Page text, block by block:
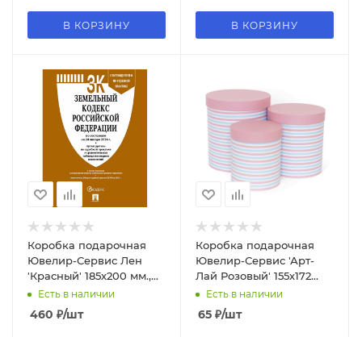
В КОРЗИНУ В КОРЗИНУ
Коробка подарочная
Ювелир-Сервис Лен
'Красный' 185х200 мм.,
цилиндр (Серия 3в1),
Есть в наличии
460 ₽/шт
Коробка подарочная
Ювелир-Сервис 'Арт-
Лай Розовый' 155х172
мм., цилиндр (Серия
3в1), 3996
Есть в наличии
65 ₽/шт